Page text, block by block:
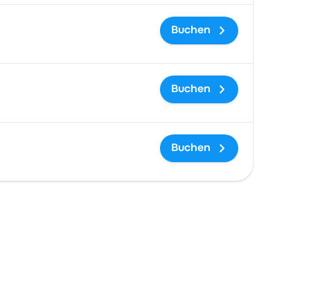
Buchen
Buchen
Buchen